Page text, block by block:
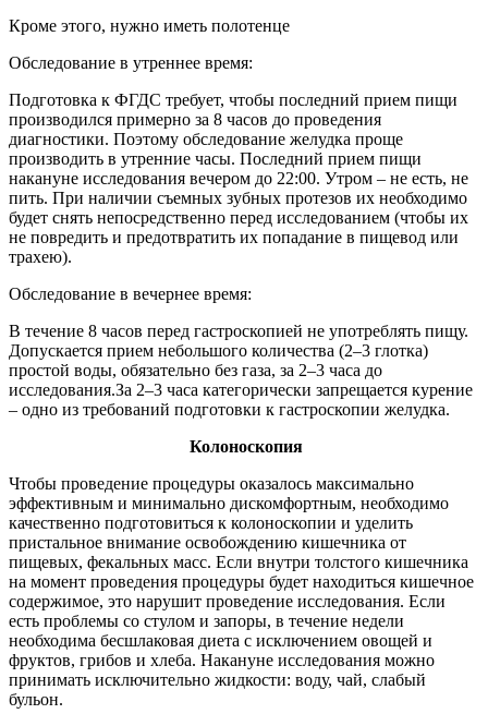
Кроме этого, нужно иметь полотенце
Обследование в утреннее время:
Подготовка к ФГДС требует, чтобы последний прием пищи
производился примерно за 8 часов до проведения
диагностики. Поэтому обследование желудка проще
производить в утренние часы. Последний прием пищи
накануне исследования вечером до 22:00. Утром – не есть, не
пить. При наличии съемных зубных протезов их необходимо
будет снять непосредственно перед исследованием (чтобы их
не повредить и предотвратить их попадание в пищевод или
трахею).
Обследование в вечернее время:
В течение 8 часов перед гастроскопией не употреблять пищу.
Допускается прием небольшого количества (2–3 глотка)
простой воды, обязательно без газа, за 2–3 часа до
исследования.За 2–3 часа категорически запрещается курение
– одно из требований подготовки к гастроскопии желудка.
Колоноскопия
Чтобы проведение процедуры оказалось максимально
эффективным и минимально дискомфортным, необходимо
качественно подготовиться к колоноскопии и уделить
пристальное внимание освобождению кишечника от
пищевых, фекальных масс. Если внутри толстого кишечника
на момент проведения процедуры будет находиться кишечное
содержимое, это нарушит проведение исследования. Если
есть проблемы со стулом и запоры, в течение недели
необходима бесшлаковая диета с исключением овощей и
фруктов, грибов и хлеба. Накануне исследования можно
принимать исключительно жидкости: воду, чай, слабый
бульон.